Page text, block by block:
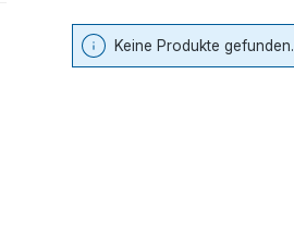
Keine Produkte gefunden.